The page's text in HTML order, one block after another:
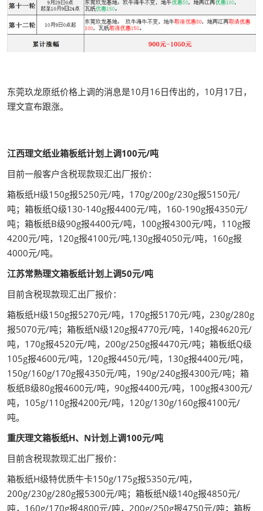
东莞玖龙原纸价格上调的消息是10月16日传出的，10月17日，
理文宣布跟涨。
江西理文纸业箱板纸计划上调100元/吨
目前一般客户含税现款现汇出厂报价：
箱板纸H级150g报5250元/吨，170g/200g/230g报5150元/
吨；箱板纸Q级130-140g报4400元/吨，160-190g报4350元/
吨；箱板纸B级90g报4400元/吨，100g报4300元/吨，110g报
4200元/吨，120g报4100元/吨,130g报4050元/吨，160g报
4000元/吨。
江苏常熟理文箱板纸计划上调50元/吨
目前含税现款现汇出厂报价：
箱板纸H级150g报5270元/吨，170g报5170元/吨，230g/280g
报5070元/吨；箱板纸N级120g报4770元/吨，140g报4620元/
吨，170g报4520元/吨，200g/250g报4470元/吨；箱板纸Q级
105g报4600元/吨，120g报4450元/吨，130g报4400元/吨，
150g/160g/170g报4350元/吨，190g/240g报4300元/吨；箱
板纸B级80g报4600元/吨，90g报4400元/吨，100g报4300元/
吨，105g/110g报4200元/吨，120g/130g/160g报4100元/
吨。
重庆理文箱板纸H、N计划上调100元/吨
目前含税现款现汇出厂报价：
箱板纸H级特优质牛卡150g/175g报5350元/吨，
200g/230g/280g报5300元/吨；箱板纸N级140g报4850元/
吨，160g/170g报4800元/吨，200g/250g报4750元/吨；箱板